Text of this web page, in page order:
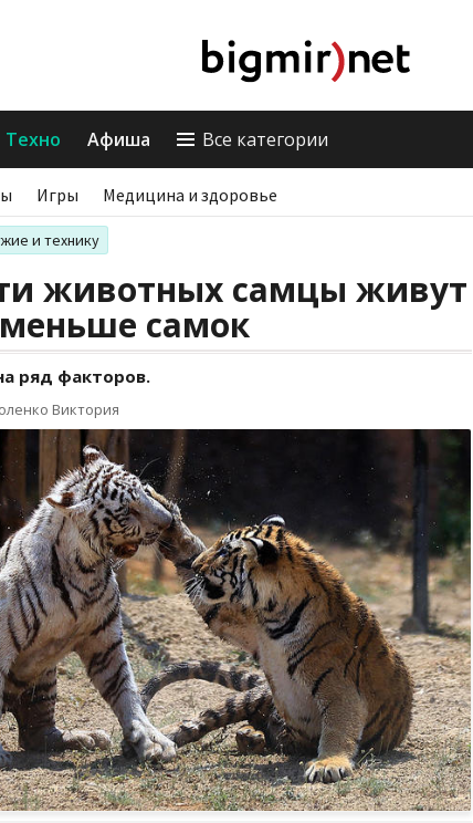
Техно Афиша Все категории
Игры Медицина и здоровье
и технику
животных самцы живут
самок
ряд факторов.
Виктория